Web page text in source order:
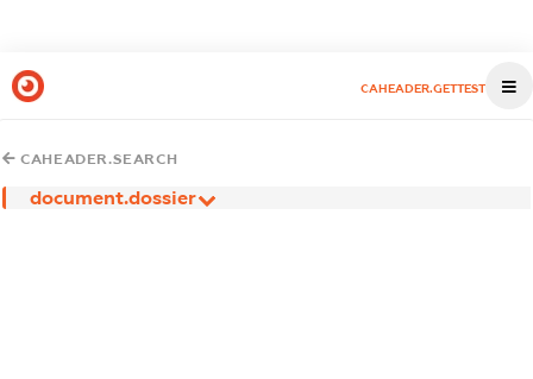
CAHEADER.GETTEST
CAHEADER.SEARCH
document.dossier